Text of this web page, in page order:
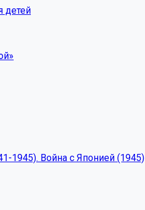
детей
1945). Война с Японией (1945)